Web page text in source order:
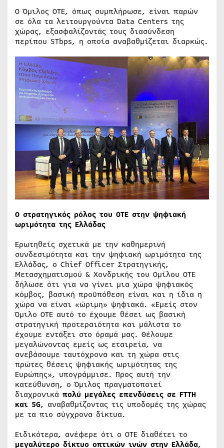
Ο Όμιλος ΟΤΕ, όπως συμπλήρωσε, είναι παρών
σε όλα τα λειτουργούντα Data Centers της
χώρας, εξασφαλίζοντάς τους διασύνδεση
περίπου 5Tbps, η οποία αναβαθμίζεται διαρκώς.
Ο στρατηγικός ρόλος του ΟΤΕ στην ψηφιακή
ωριμότητα της Ελλάδας
Ερωτηθείς σχετικά με την καθημερινή
συνδεσιμότητα και την ψηφιακή ωριμότητα της
Ελλάδας, ο Chief Officer Στρατηγικής,
Μετασχηματισμού & Χονδρικής του Ομίλου ΟΤΕ
δήλωσε ότι για να γίνει μια χώρα ψηφιακός
κόμβος, βασική προϋπόθεση είναι και η ίδια η
χώρα να είναι «ώριμη» ψηφιακά. «Εμείς στον
Όμιλο ΟΤΕ αυτό το έχουμε θέσει ως βασική
στρατηγική προτεραιότητα και μάλιστα το
έχουμε εντάξει στο όραμά μας. Θέλουμε
μεγαλώνοντας εμείς ως εταιρεία, να
ανεβάσουμε ταυτόχρονα και τη χώρα στις
πρώτες θέσεις ψηφιακής ωριμότητας της
Ευρώπης», υπογράμμισε. Προς αυτή την
κατεύθυνση, ο Όμιλος πραγματοποιεί
διαχρονικά πολύ μεγάλες επενδύσεις σε FTTH
και 5G, αναβαθμίζοντας τις υποδομές της χώρας
με τα πιο σύγχρονα δίκτυα.
Ειδικότερα, ανέφερε ότι ο ΟΤΕ διαθέτει το
μεγαλύτερο δίκτυο οπτικών ινών στην Ελλάδα,